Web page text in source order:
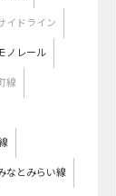
イドライン
ノレール
線
なとみらい線